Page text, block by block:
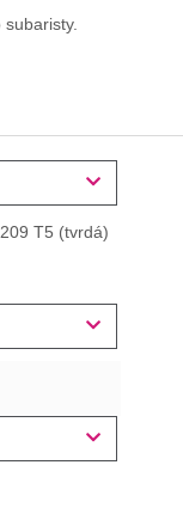
subaristy.
T5 (tvrdá)